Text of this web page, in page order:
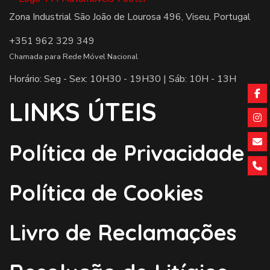
Zona Industrial São João de Lourosa 496, Viseu, Portugal
+351 962 329 349
Chamada para Rede Móvel Nacional
Horário: Seg - Sex: 10H30 - 19H30 | Sáb: 10H - 13H
LINKS ÚTEIS
Política de Privacidade
Política de Cookies
Livro de Reclamações